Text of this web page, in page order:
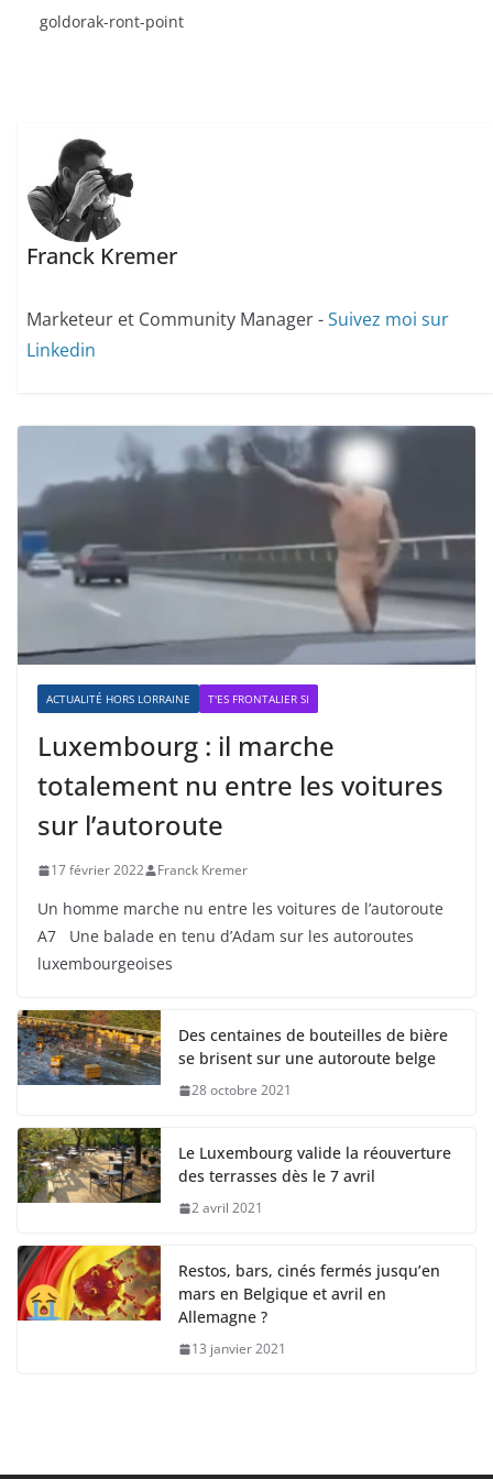
goldorak-ront-point
Franck Kremer
Marketeur et Community Manager -Suivez moi sur
Linkedin
ACTUALITÉ HORS LORRAINE T'ES FRONTALIER SI
Luxembourg : il marche
totalement nu entre les voitures
sur l’autoroute
17 février 2022 Franck Kremer
Un homme marche nu entre les voitures de l’autoroute
A7 Une balade en tenu d’Adam sur les autoroutes
luxembourgeoises
Des centaines de bouteilles de bière
se brisent sur une autoroute belge
28 octobre 2021
Le Luxembourg valide la réouverture
des terrasses dès le 7 avril
2 avril 2021
Restos, bars, cinés fermés jusqu’en
mars en Belgique et avril en
Allemagne ?
13 janvier 2021